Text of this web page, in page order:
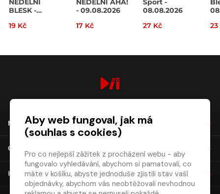
NEDĚLNÍ
BLESK -
19 Kč
NEDĚLNÍ AHA!
- 09.08.2026
17 Kč
Sport -
08.08.2026
27 Kč
23
NÁKUP
O SPOLEČNOSTI
KONTAKT
Aby web fungoval, jak má
(souhlas s cookies)
Pro co nejlepší zážitek z procházení webu - aby
fungovalo vyhledávání, abychom si pamatovali, co
máte v košíku, abyste jednoduše zjistili stav vaší
objednávky, abychom vás neobtěžovali nevhodnou